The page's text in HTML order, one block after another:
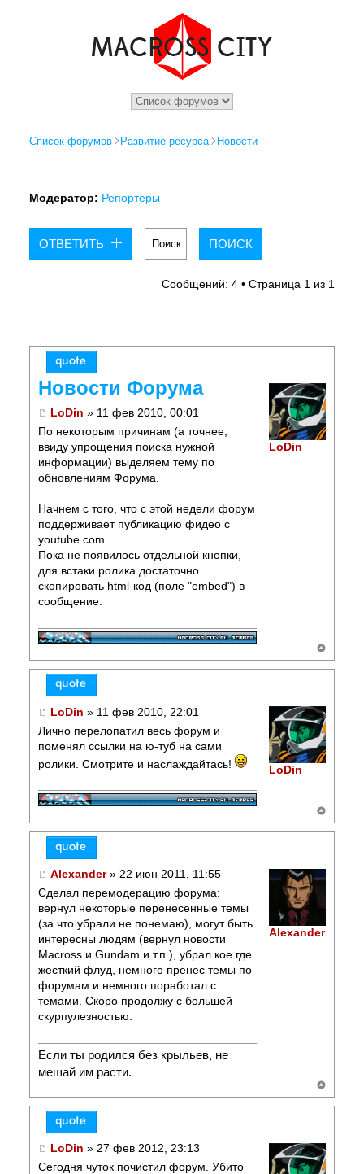
Список форумов Развитие ресурса Новости
Модератор: Репортеры
ОТВЕТИТЬ
Сообщений: 4 • Страница 1из 1
Новости Форума
LoDin » 11 фев 2010, 00:01
По некоторым причинам (а точнее,
ввиду упрощения поиска нужной
информации) выделяем тему по
обновлениям Форума.
Начнем с того, что с этой недели форум
поддерживает публикацию фидео с
youtube.com
Пока не появилось отдельной кнопки,
для встаки ролика достаточно
скопировать html-код (поле "embed") в
сообщение.
LoDin
LoDin » 11 фев 2010, 22:01
Лично перелопатил весь форум и
поменял ссылки на ю-туб на сами
ролики. Смотрите и наслаждайтась!
LoDin
Alexander» 22 июн 2011, 11:55
Сделал перемодерацию форума:
вернул некоторые перенесенные темы
(за что убрали не понемаю), могут быть
интересны людям (вернул новости
Macross и Gundam и т.п.), убрал кое где
жесткий флуд, немного пренес темы по
форумам и немного поработал с
темами. Скоро продолжу с большей
скурпулезностью.
Если ты родился без крыльев, не
мешай им расти.
Alexander
LoDin » 27 фев 2012, 23:13
Сегодня чуток почистил форум. Убито